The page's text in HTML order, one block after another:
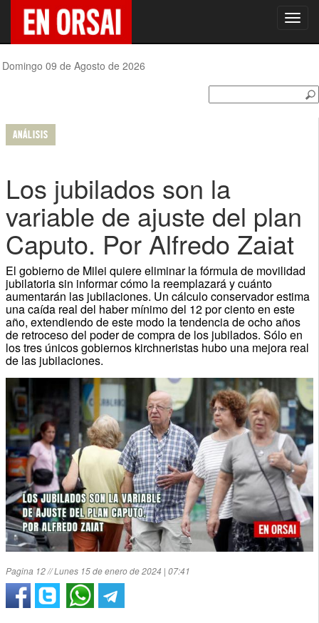
Domingo 09 de Agosto de 2026
ANÁLISIS
Los jubilados son la
variable de ajuste del plan
Caputo. Por Alfredo Zaiat
El gobierno de Milei quiere eliminar la fórmula de movilidad
jubilatoria sin informar cómo la reemplazará y cuánto
aumentarán las jubilaciones. Un cálculo conservador estima
una caída real del haber mínimo del 12 por ciento en este
año, extendiendo de este modo la tendencia de ocho años
de retroceso del poder de compra de los jubilados. Sólo en
los tres únicos gobiernos kirchneristas hubo una mejora real
de las jubilaciones.
Pagina 12 // Lunes 15 de enero de 2024 | 07:41